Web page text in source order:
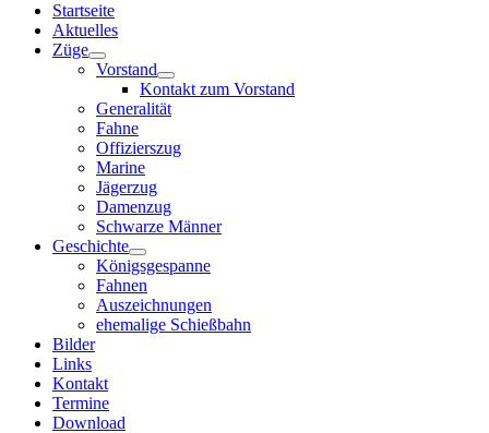
Startseite
Aktuelles
Züge
Vorstand
Kontakt zum Vorstand
Generalität
Fahne
Offizierszug
Marine
Jägerzug
Damenzug
Schwarze Männer
Geschichte
Königsgespanne
Fahnen
Auszeichnungen
ehemalige Schießbahn
Bilder
Links
Kontakt
Termine
Download